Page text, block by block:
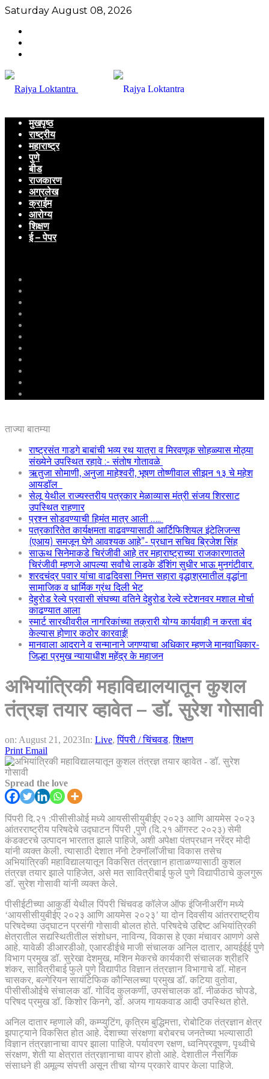
Saturday August 08, 2026
मुखपृष्ठ
राष्ट्रीय
महाराष्ट्र
पुणे
बीड
राजकारण
अग्रलेख
क्राईम
आरोग्य
शिक्षण
ई – पेपर
ताज्या बातम्या
राष्ट्रसंत गाडगे बाबांची भव्य रथ यात्रा व मिरवणूक सोहळ्यास मोठ्या
संख्येने उपस्थित रहावे :- संतोष गोतावळे
ऋतुजा सोमाणी, अनुजा माहेश्वरी, भूषण तोष्णीवाल सीझन १३ चे महेश
आयडॉल
सेलू येथील राज्यस्तरीय पत्रकार मेळाव्यास मंत्री संजय शिरसाट
उपस्थित राहणार
प्रश्न सोडवण्याची हिमंत मात्र आली …..
पत्रकारितेत कार्यक्षमता वाढवण्यासाठी आर्टिफिशियल इंटेलिजन्स
(एआय) समजून घेणे आवश्यक आहे”- प्रधान सचिव ब्रिजेश सिंह
साऊथ सिनेमाकडे चिरंजीवी आहे तर महाराष्ट्राच्या राजकारणातले
चिरंजीवी म्हणजे आपल्या सर्वांचे लाडके डॅशिंग सुधीर भाऊ मुनगंटीवार.
शरदचंद्र पवार यांचा वाढदिवसा निमत्त सहारा वृद्धाश्रमातील वृद्धांना
सामाजिक व धार्मिक ग्रंथ दिली भेट
देहुरोड रेल्वे प्रवासी संघच्या वतिने देहुरोड रेल्वे स्टेशनवर मशाल मोर्चा
काढण्यात आला
स्मार्ट सारथीवरील नागरिकांच्या तक्रारी योग्य कार्यवाही न करता बंद
केल्यास होणार कठोर कारवाई!
मानवाला आदराने व सन्मानाने जगण्याचा अधिकार म्हणजे मानवाधिकार-
जिल्हा प्रमुख न्यायाधीश महेंद्र के महाजन
अभियांत्रिकी महाविद्यालयातून कुशल
तंत्रज्ञ तयार व्हावेत – डॉ. सुरेश गोसावी
on: August 21, 2023In: Live,पिंपरी / चिंचवड,शिक्षण
Print Email
Spread the love
पिंपरी दि.२१ :पीसीसीओई मध्ये आयसीसीयुबीईए २०२३ आणि आयमेस २०२३
आंतरराष्ट्रीय परिषदेचे उद्घाटन पिंपरी ,पुणे (दि.२१ ऑगस्ट २०२३) सेमी
कंडक्टरचे उत्पादन भारतात झाले पाहिजे, अशी अपेक्षा पंतप्रधान नरेंद्र मोदी
यांनी व्यक्त केली. त्यासाठी देशात नॅनो टेक्नॉलॉजीचा विकास तसेच
अभियांत्रिकी महाविद्यालयातून विकसित तंत्रज्ञान हाताळण्यासाठी कुशल
तंत्रज्ञ तयार झाले पाहिजेत, असे मत सावित्रीबाई फुले पुणे विद्यापीठाचे कुलगुरू
डॉ. सुरेश गोसावी यांनी व्यक्त केले.
पीसीईटीच्या आकुर्डी येथील पिंपरी चिंचवड कॉलेज ऑफ इंजिनीअरींग मध्ये
‘आयसीसीयुबीईए २०२३ आणि आयमेस २०२३’ या दोन दिवसीय आंतरराष्ट्रीय
परिषदेच्या उद्घाटन प्रसंगी गोसावी बोलत होते. परिषदेचे उद्दिष्ट अभियांत्रिकी
क्षेत्रातील सद्यस्थितीतील संशोधन, नाविन्य, विकास हे एका मंचावर आणणे असे
आहे. यावेळी डीआरडीओ, एआरडीईचे माजी संचालक अनिल दातार, आयईईई पुणे
विभाग प्रमुख डॉ. सुरेखा देशमुख, मशिन मेकरचे कार्यकारी संचालक श्रीहरि
शंकर, सावित्रीबाई फुले पुणे विद्यापीठ विज्ञान तंत्रज्ञान विभागाचे डॉ. मोहन
चासकर, बल्गेरियन सायंटिफिक कौन्सिलच्या प्रमुख डॉ. कटिया वुतोवा,
पीसीसीओईचे संचालक डॉ. गोविंद कुलकर्णी, उपसंचालक डॉ. नीळकंठ चोपडे,
परिषद प्रमुख डॉ. किशोर किनगे, डॉ. अजय गायकवाड आदी उपस्थित होते.
अनिल दातार म्हणाले की, कम्प्युटिंग, कृत्रिम बुद्धिमत्ता, रोबोटिक तंत्रज्ञान क्षेत्र
झपाट्याने विकसित होत आहे. देशाच्या संरक्षणा बरोबरच जनतेच्या भल्यासाठी
विज्ञान तंत्रज्ञानाचा वापर झाला पाहिजे. पर्यावरण रक्षण, ध्वनिप्रदूषण, पृथ्वीचे
संरक्षण, शेती या क्षेत्रात तंत्रज्ञानाचा वापर होतो आहे. देशातील नैसर्गिक
संसाधने ही अमूल्य संपत्ती असून तीचा योग्य प्रकारे वापर केला पाहिजे.